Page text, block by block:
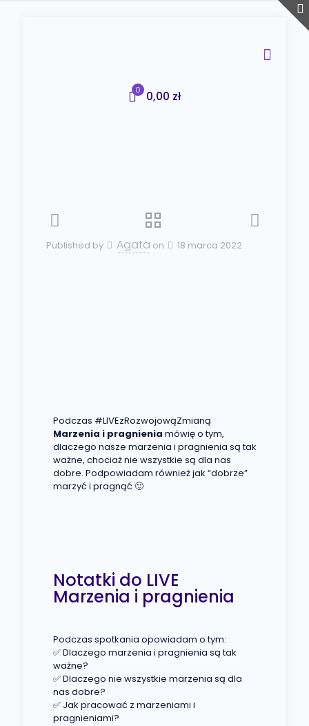
0 0,00 zł
Published by Agata on 18 marca 2022
Podczas #LIVEzRozwojowąZmianą
Marzenia i pragnienia mówię o tym,
dlaczego nasze marzenia i pragnienia są tak
ważne, chociaż nie wszystkie są dla nas
dobre. Podpowiadam również jak “dobrze”
marzyć i pragnąć 🙂
Notatki do LIVE
Marzenia i pragnienia
Podczas spotkania opowiadam o tym:
✅ Dlaczego marzenia i pragnienia są tak
ważne?
✅ Dlaczego nie wszystkie marzenia są dla
nas dobre?
✅ Jak pracować z marzeniami i
pragnieniami?